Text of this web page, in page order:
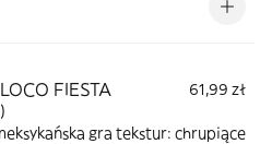
FIESTA
61,99 zł
gra tekstur: chrupiące